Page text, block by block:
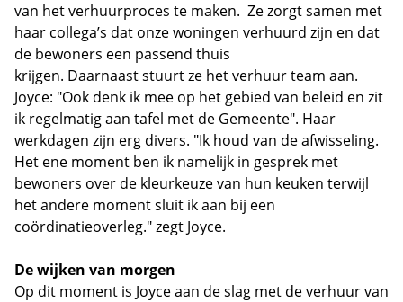
van het verhuurproces te maken. Ze zorgt samen met
haar collega’s dat onze woningen verhuurd zijn en dat
de bewoners een passend thuis
krijgen. Daarnaast stuurt ze het verhuur team aan.
Joyce: "Ook denk ik mee op het gebied van beleid en zit
ik regelmatig aan tafel met de Gemeente". Haar
werkdagen zijn erg divers. "Ik houd van de afwisseling.
Het ene moment ben ik namelijk in gesprek met
bewoners over de kleurkeuze van hun keuken terwijl
het andere moment sluit ik aan bij een
coördinatieoverleg." zegt Joyce.
De wijken van morgen
Op dit moment is Joyce aan de slag met de verhuur van